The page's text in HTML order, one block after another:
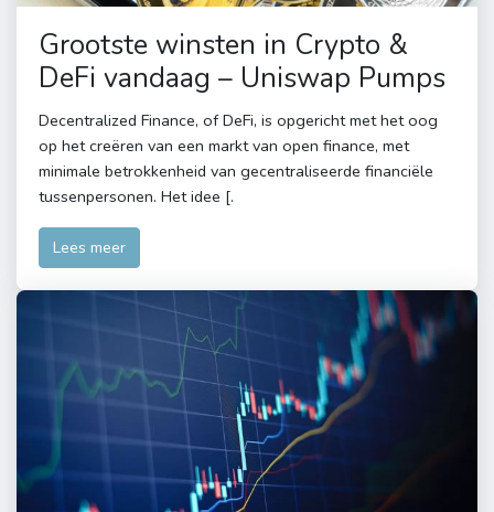
Grootste winsten in Crypto &
DeFi vandaag – Uniswap Pumps
Decentralized Finance, of DeFi, is opgericht met het oog
op het creëren van een markt van open finance, met
minimale betrokkenheid van gecentraliseerde financiële
tussenpersonen. Het idee [.
Lees meer